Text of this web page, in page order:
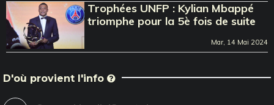
Trophées UNFP : Kylian Mbappé
triomphe pour la 5è fois de suite
Mar, 14 Mai 2024
D'où provient l'info